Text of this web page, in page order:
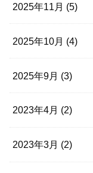
2025年11月 (5)
2025年10月 (4)
2025年9月 (3)
2023年4月 (2)
2023年3月 (2)